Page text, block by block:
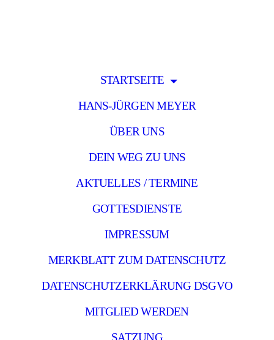
STARTSEITE
HANS-JÜRGEN MEYER
ÜBER UNS
DEIN WEG ZU UNS
AKTUELLES / TERMINE
GOTTESDIENSTE
IMPRESSUM
MERKBLATT ZUM DATENSCHUTZ
DATENSCHUTZERKLÄRUNG DSGVO
MITGLIED WERDEN
SATZUNG